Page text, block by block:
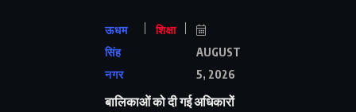
ऊधम
सिंह
नगर
शिक्षा
AUGUST
5, 2026
बालिकाओं को दी गई अधिकारों